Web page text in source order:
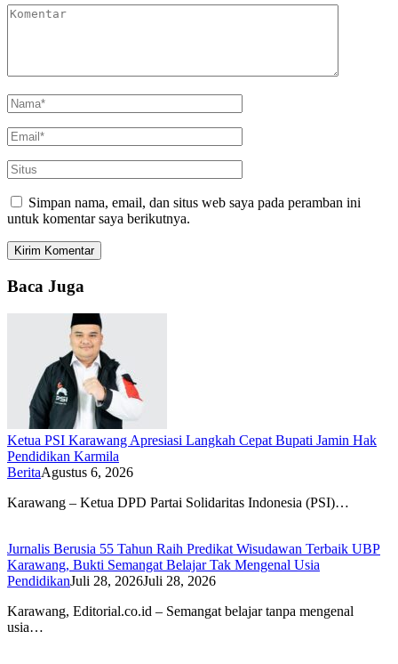
Simpan nama, email, dan situs web saya pada peramban ini
untuk komentar saya berikutnya.
Baca Juga
Ketua PSI Karawang Apresiasi Langkah Cepat Bupati Jamin Hak
Pendidikan Karmila
BeritaAgustus 6, 2026
Karawang – Ketua DPD Partai Solidaritas Indonesia (PSI)…
Jurnalis Berusia 55 Tahun Raih Predikat Wisudawan Terbaik UBP
Karawang, Bukti Semangat Belajar Tak Mengenal Usia
PendidikanJuli 28, 2026Juli 28, 2026
Karawang, Editorial.co.id – Semangat belajar tanpa mengenal
usia…